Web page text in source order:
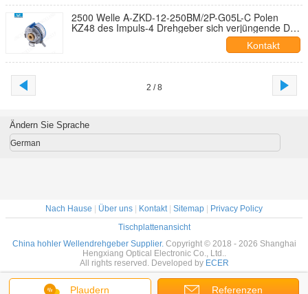
2500 Welle A-ZKD-12-250BM/2P-G05L-C Polen
KZ48 des Impuls-4 Drehgeber sich verjüngende DC-
Kontakt
2 / 8
Plaudern Referenzen
Ändern Sie Sprache
German
Nach Hause Über uns Kontakt| Sitemap
Privacy Policy
Tischplattenansicht
China hohler Wellendrehgeber Supplier. Copyright © 2018 - 2026 Shanghai
Hengxiang Optical Electronic Co., Ltd..
All rights reserved. Developed by ECER